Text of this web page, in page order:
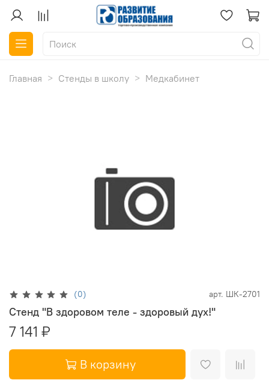
Главная Стенды в школу Медкабинет
(0) арт. ШК-2701
Стенд "В здоровом теле - здоровый дух!"
7 141 ₽
В корзину